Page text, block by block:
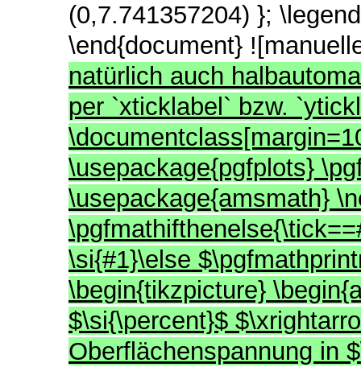
(0,7.741357204) };
\end{document}
natürlich auch
per `xticklabel` bzw.
\usepackage{pgfplots}
\usepackage{amsmath}
\si{#1}\else
\begin{tikzpicture}
$\si{\percent}$
Oberflächenspannung in